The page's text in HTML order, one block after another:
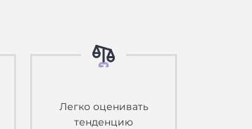
Легко оценивать
тенденцию